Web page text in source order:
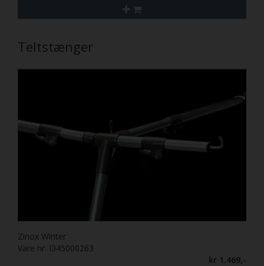
Teltstænger
Zinox Winter
Vare nr. I345000263
kr 1.469,-